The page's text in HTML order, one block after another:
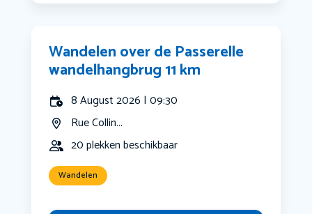
Wandelen over de Passerelle
wandelhangbrug 11 km
8 August 2026 | 09:30
Rue Collin...
20 plekken beschikbaar
Wandelen